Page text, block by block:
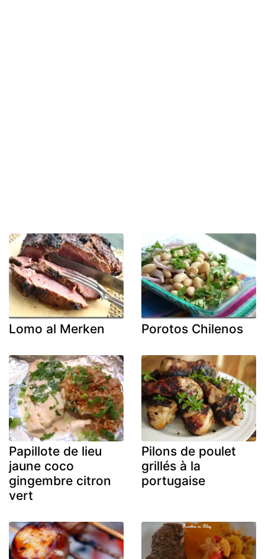
Lomo al Merken Porotos Chilenos
Papillote de lieu
jaune coco
gingembre citron
vert
Pilons de poulet
grillés à la
portugaise